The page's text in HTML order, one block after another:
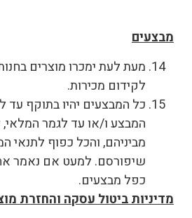
מבצעים
מעת לעת ימכרו מוצרים
לקידום מכירות.
כל המבצעים יהיו בתוקף עד
המבצע ו/או עד לגמר
מביניהם, והכל כפוף לתנאי
שיפורסם. למעט אם נאמר
כפל מבצעים.
מדיניות ביטול עסקה והחזרת